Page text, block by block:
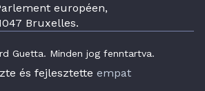
européen,
Bruxelles.
Guetta. Minden jog fenntartva.
és fejlesztette empat